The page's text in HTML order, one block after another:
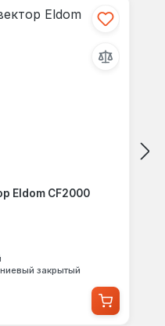
Eldom CF2000
закрытый